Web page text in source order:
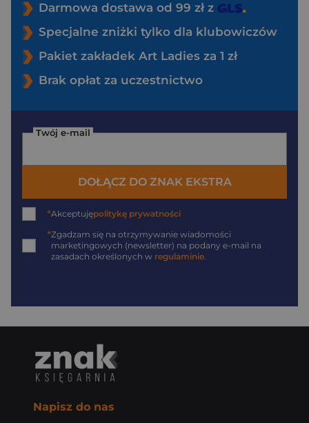
Darmowa dostawa od 99 zł z
Specjalne zniżki tylko dla klubowiczów
Pakiet zakładek Art Ladies za 1 zł
Brak opłat za uczestnictwo
Twój e-mail
DOŁĄCZ DO ZNAK EKSTRA
*Akceptujępolitykę prywatności
*Zgadzam się na otrzymywanie wiadomości
marketingowych (newsletter) na podany e-mail na
zasadach określonych w regulaminie.
Napisz do nas